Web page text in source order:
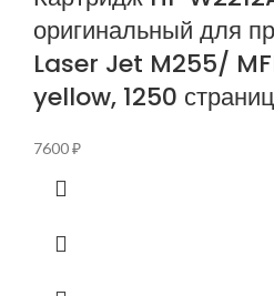
оригинальный для
Laser Jet M255/
yellow, 1250 страниц
7600₽